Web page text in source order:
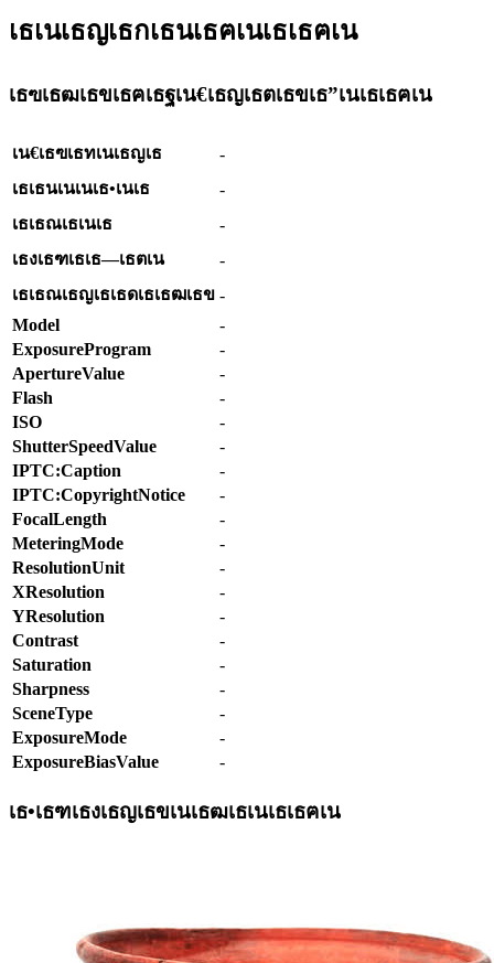
เธเนเธญเธกเธนเธฅเนเธเธฅเน
เธฃเธฒเธขเธฅเธฐเน€เธญเธตเธขเธ”เนเธเธฅเน
เน€เธฃเธทเนเธญเธ
-
เธเธนเนเนเธ•เนเธ
-
เธเธณเธเนเธ
-
เธงเธฑเธเธ—เธตเน
-
เธเธณเธญเธเธดเธเธฒเธข -
Model
-
ExposureProgram
-
ApertureValue
-
Flash
-
ISO
-
ShutterSpeedValue
-
IPTC:Caption
-
IPTC:CopyrightNotice
-
FocalLength
-
MeteringMode
-
ResolutionUnit
-
XResolution
-
YResolution
-
Contrast
-
Saturation
-
Sharpness
-
SceneType
-
ExposureMode
-
ExposureBiasValue
-
เธ•เธฑเธงเธญเธขเนเธฒเธเนเธเธฅเน